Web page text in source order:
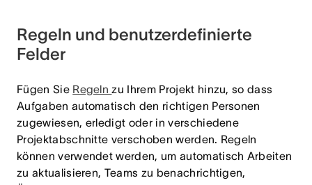
Regeln und benutzerdefinierte
Felder
Fügen Sie Regelnzu Ihrem Projekt hinzu, so dass
Aufgaben automatisch den richtigen Personen
zugewiesen, erledigt oder in verschiedene
Projektabschnitte verschoben werden. Regeln
können verwendet werden, um automatisch Arbeiten
zu aktualisieren, Teams zu benachrichtigen,